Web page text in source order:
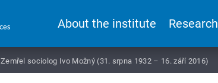
About the institute Research
Zemřel sociolog Ivo Možný (31. srpna 1932 – 16. září 2016)